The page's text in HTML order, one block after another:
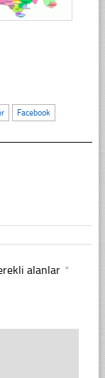
Facebook
alanlar *